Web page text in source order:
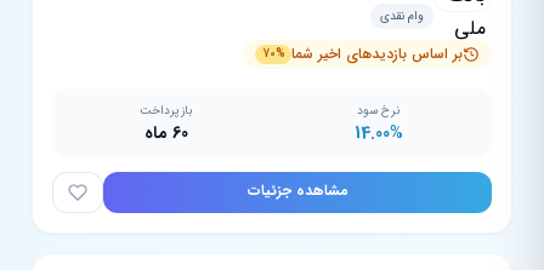
وام نقدی
بر اساس بازدیدهای اخیر شما 70%
نرخ سود
14.00%
بازپرداخت
60 ماه
مشاهده جزئیات